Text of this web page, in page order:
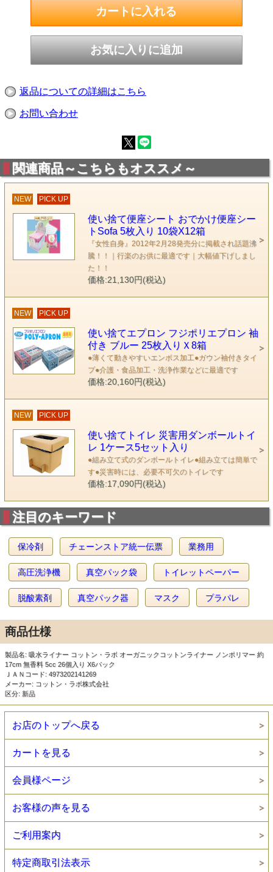
返品についての詳細はこちら
お問い合わせ
関連商品～こちらもオススメ～
NEW PICK UP
使い捨て便座シート おでかけ便座シー
トSofa 5枚入り 10袋X12箱
『女性自身』2012年2月28発売分に掲載され話題沸
騰！！｜行楽のお供に最適です｜大幅値下げしまし
た！！
価格:21,130円(税込)
NEW PICK UP
使い捨てエプロン フジポリエプロン 袖
付き ブルー 25枚入りＸ8箱
●薄くて動きやすいエンボス加工●ガウン袖付きタイ
プ●介護・食品加工・洗浄作業などに最適です
価格:20,160円(税込)
NEW PICK UP
使い捨てトイレ 災害用ダンボールトイ
レ 1ケース5セット入り
●組み立て式のダンボールトイレ●組み立ては簡単で
す●災害時には、必要不可欠のトイレです
価格:17,090円(税込)
注目のキーワード
保冷剤 チェーンストア統一伝票 業務用
高圧洗浄機 真空パック袋 トイレットペーパー
脱酸素剤 真空パック器 マスク プラパレ
商品仕様
製品名: 吸水ライナー コットン・ラボ オーガニックコットンライナー ノンポリマー 約
17cm 無香料 5cc 26個入り X6パック
ＪＡＮコード: 4973202141269
メーカー: コットン・ラボ株式会社
区分: 新品
お店のトップへ戻る
カートを見る
会員様ページ
お客様の声を見る
ご利用案内
特定商取引法表示